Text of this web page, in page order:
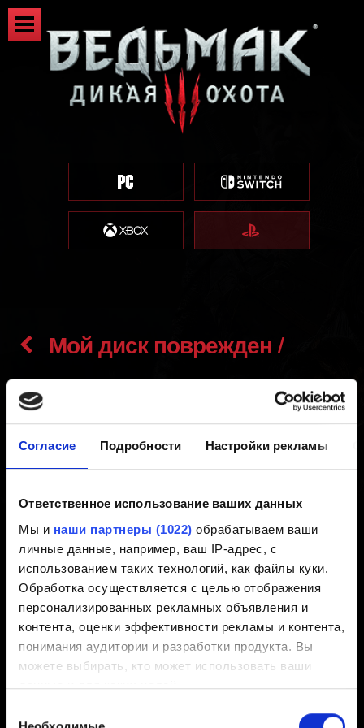
Согласие Подробности Настройки рекламы
Ответственное использование ваших данных
Мы и наши партнеры (1022) обрабатываем ваши
личные данные, например, ваш IP-адрес, с
использованием таких технологий, как файлы куки.
Обработка осуществляется с целью отображения
персонализированных рекламных объявления и
контента, оценки эффективности рекламы и контента,
понимания аудитории и разработки продукта. Вы
можете выбирать, кто может использовать ваши
данные и для каких целей.
Если вы разрешите, мы также хотели бы:
Мой диск поврежден /
сломан - не могу установить
игру
Создано 7 лет назад Обновлено 3 года назад
Мы представляем разработчика (мы делаем игры,
дистрибьюторы продают их) и не можем обменять или
же предоставить новую копию завершенного
продукта. Все вопросы, связанные с отдельными
копиями игры, являются ответственностью продавца,
у которого вы купили игру.
Вы можете обратиться в магазин, где была куплена
игра, и попросить о замене вашей копии.